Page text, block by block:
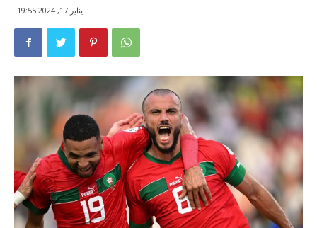
يناير 17, 2024 19:55